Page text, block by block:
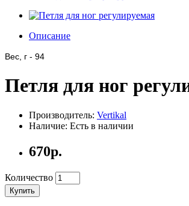
Описание
Вес, г - 94
Петля для ног
Производитель: Vertikal
Наличие: Есть в наличии
670р.
Количество
Купить